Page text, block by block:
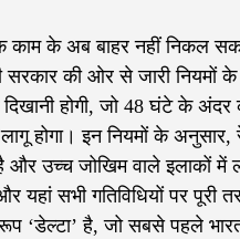
काम के अब बाहर नहीं निकल
की ओर से जारी नियमों
दिखानी होगी, जो 48 घंटे के
होगा। इन नियमों के अनुसार,
और उच्च जोखिम वाले इलाकों में
सभी गतिविधियों पर पूरी
‘डेल्टा’ है, जो सबसे पहले